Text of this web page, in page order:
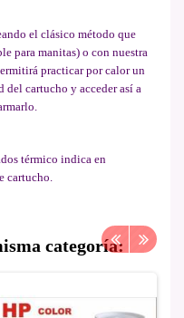
el clásico método que
para manitas) o con nuestra
practicar por calor un
cartucho y acceder así a
térmico indica en
cartucho.
categoría: